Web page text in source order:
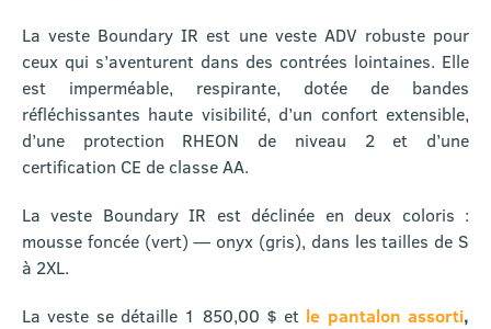
La veste Boundary IR est une veste ADV robuste pour
ceux qui s’aventurent dans des contrées lointaines. Elle
est imperméable, respirante, dotée de bandes
réfléchissantes haute visibilité, d’un confort extensible,
d’une protection RHEON de niveau 2 et d’une
certification CE de classe AA.
La veste Boundary IR est déclinée en deux coloris :
mousse foncée (vert) — onyx (gris), dans les tailles de S
à 2XL.
La veste se détaille 1 850,00 $ et le pantalon assorti,